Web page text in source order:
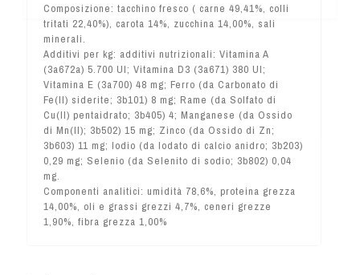
Composizione: tacchino fresco ( carne 49,41%, colli
tritati 22,40%), carota 14%, zucchina 14,00%, sali
minerali.
Additivi per kg: additivi nutrizionali: Vitamina A
(3a672a) 5.700 UI; Vitamina D3 (3a671) 380 UI;
Vitamina E (3a700) 48 mg; Ferro (da Carbonato di
Fe(II) siderite; 3b101) 8 mg; Rame (da Solfato di
Cu(II) pentaidrato; 3b405) 4; Manganese (da Ossido
di Mn(II); 3b502) 15 mg; Zinco (da Ossido di Zn;
3b603) 11 mg; Iodio (da Iodato di calcio anidro; 3b203)
0,29 mg; Selenio (da Selenito di sodio; 3b802) 0,04
mg.
Componenti analitici: umidità 78,6%, proteina grezza
14,00%, oli e grassi grezzi 4,7%, ceneri grezze
1,90%, fibra grezza 1,00%